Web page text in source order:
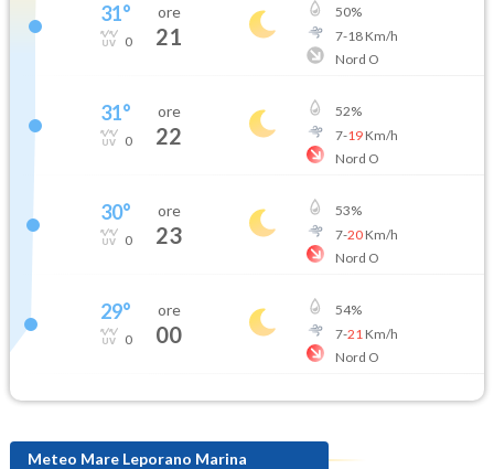
31°
0
ore
21
50%
7-18Km/h
Nord O
31°
0
ore
22
52%
7-19Km/h
Nord O
30°
0
ore
23
53%
7-20Km/h
Nord O
29°
0
ore
00
54%
7-21 Km/h
Nord O
Meteo Mare Leporano Marina